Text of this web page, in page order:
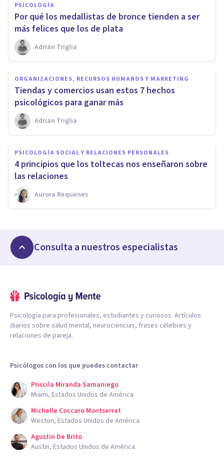
PSICOLOGÍA
​Por qué los medallistas de bronce tienden a ser
más felices que los de plata
Adrián Triglia
ORGANIZACIONES, RECURSOS HUMANOS Y MARKETING
​Tiendas y comercios usan estos 7 hechos
psicológicos para ganar más
Adrián Triglia
PSICOLOGÍA SOCIAL Y RELACIONES PERSONALES
4 principios que los toltecas nos enseñaron sobre
las relaciones
Aurora Requenes
Consulta a nuestros especialistas
Psicología para profesionales, estudiantes y curiosos. Artículos
diarios sobre salud mental, neurociencias, frases célebres y
relaciones de pareja.
Psicólogos con los que puedes contactar
Priscila Miranda Samaniego
Miami, Estados Unidos de América
Michelle Coccaro Montserrat
Weston, Estados Unidos de América
Agustin De Brito
Austin, Estados Unidos de América